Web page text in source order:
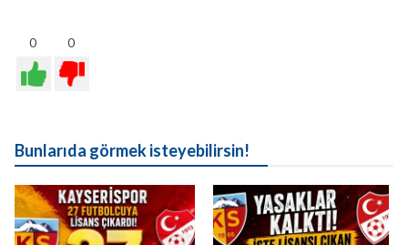
0 0
Bunlarıda görmek isteyebilirsin!